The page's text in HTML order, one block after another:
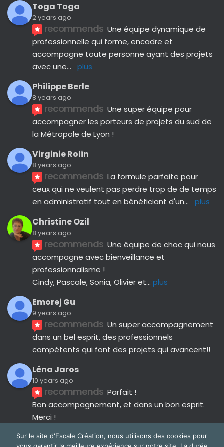
Toga Toga
2 years ago
recommends Une équipe dynamique de
professionnelle qui forme, encadre et
accompagne toute personne ayant des projets
avec une... plus
Philippe Berle
8 years ago
recommends Une super équipe pour
accompagner les porteurs de projets du sud de
la Métropole de Lyon !
Virginie Rolin
8 years ago
recommends La formule parfaite pour
ceux qui ne veulent pas perdre trop de de temps
en administratif tout en bénéficiant d'un... plus
Christine Ozil
8 years ago
recommends Une équipe de choc qui nous
accompagne avec bienveillance et
professionnalisme !
Cindy, Pascale, Sonia, Olivier et... plus
Emorej Gu
9 years ago
recommends Un super accompagnement
dans un bel esprit, des professionnels
compétents qui font des projets qui avancent!!
Léna Jaros
10 years ago
recommends Parfait !
Bon accompagnement, et dans un bon esprit.
Merci !
Avis suivants
Sur le site d'Escale Création, nous utilisons des cookies pour